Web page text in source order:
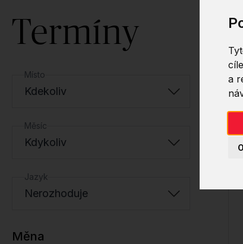
a
Termíny
Místo
Kdekoliv
Měsíc
Kdykoliv
Jazyk
Nerozhoduje
Měna